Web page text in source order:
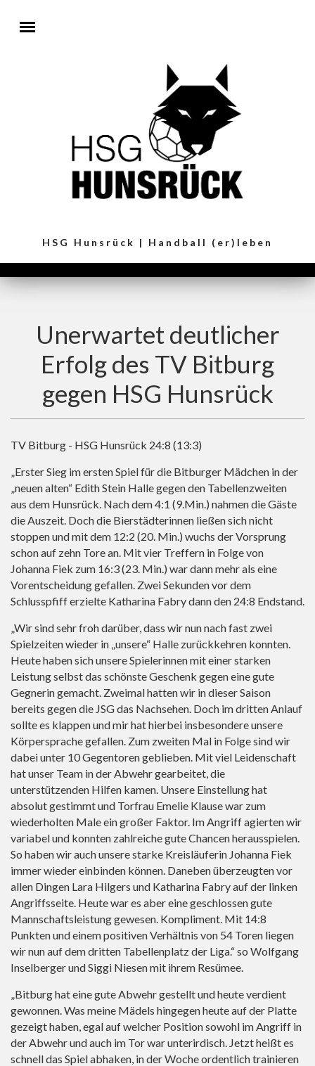
HSG Hunsrück | Handball (er)leben
Unerwartet deutlicher
Erfolg des TV Bitburg
gegen HSG Hunsrück
TV Bitburg - HSG Hunsrück 24:8 (13:3)
„Erster Sieg im ersten Spiel für die Bitburger Mädchen in der
„neuen alten“ Edith Stein Halle gegen den Tabellenzweiten
aus dem Hunsrück. Nach dem 4:1 (9.Min.) nahmen die Gäste
die Auszeit. Doch die Bierstädterinnen ließen sich nicht
stoppen und mit dem 12:2 (20. Min.) wuchs der Vorsprung
schon auf zehn Tore an. Mit vier Treffern in Folge von
Johanna Fiek zum 16:3 (23. Min.) war dann mehr als eine
Vorentscheidung gefallen. Zwei Sekunden vor dem
Schlusspfiff erzielte Katharina Fabry dann den 24:8 Endstand.
„Wir sind sehr froh darüber, dass wir nun nach fast zwei
Spielzeiten wieder in „unsere“ Halle zurückkehren konnten.
Heute haben sich unsere Spielerinnen mit einer starken
Leistung selbst das schönste Geschenk gegen eine gute
Gegnerin gemacht. Zweimal hatten wir in dieser Saison
bereits gegen die JSG das Nachsehen. Doch im dritten Anlauf
sollte es klappen und mir hat hierbei insbesondere unsere
Körpersprache gefallen. Zum zweiten Mal in Folge sind wir
dabei unter 10 Gegentoren geblieben. Mit viel Leidenschaft
hat unser Team in der Abwehr gearbeitet, die
unterstützenden Hilfen kamen. Unsere Einstellung hat
absolut gestimmt und Torfrau Emelie Klause war zum
wiederholten Male ein großer Faktor. Im Angriff agierten wir
variabel und konnten zahlreiche gute Chancen herausspielen.
So haben wir auch unsere starke Kreisläuferin Johanna Fiek
immer wieder einbinden können. Daneben überzeugten vor
allen Dingen Lara Hilgers und Katharina Fabry auf der linken
Angriffsseite. Heute war es aber eine geschlossen gute
Mannschaftsleistung gewesen. Kompliment. Mit 14:8
Punkten und einem positiven Verhältnis von 54 Toren liegen
wir nun auf dem dritten Tabellenplatz der Liga.“ so Wolfgang
Inselberger und Siggi Niesen mit ihrem Resümee.
„Bitburg hat eine gute Abwehr gestellt und heute verdient
gewonnen. Was meine Mädels hingegen heute auf der Platte
gezeigt haben, egal auf welcher Position sowohl im Angriff in
der Abwehr und auch im Tor war unterirdisch. Jetzt heißt es
schnell das Spiel abhaken, in der Woche ordentlich trainieren